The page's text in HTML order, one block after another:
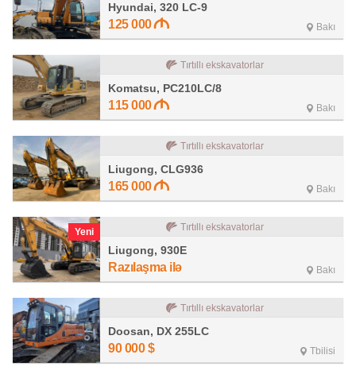
Hyundai, 320 LC-9
125 000 Bakı
Tırtıllı ekskavatorlar
Komatsu, PC210LC/8
115 000 Bakı
Tırtıllı ekskavatorlar
Liugong, CLG936
165 000 Bakı
Yeni Tırtıllı ekskavatorlar
Liugong, 930E
Razılaşma ilə Bakı
Tırtıllı ekskavatorlar
Doosan, DX 255LC
90 000 $ Tbilisi